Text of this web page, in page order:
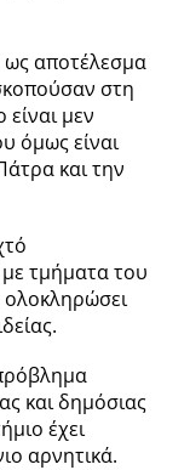
αποτέλεσμα
στη
μεν
όμως είναι
και την
τμήματα του
και δημόσιας
έχει
αρνητικά.